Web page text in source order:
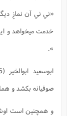
«ني ني آن نمازِ
خدمت مي‏خواهد و
».
صوفيانه بکشد و
و همچنین است